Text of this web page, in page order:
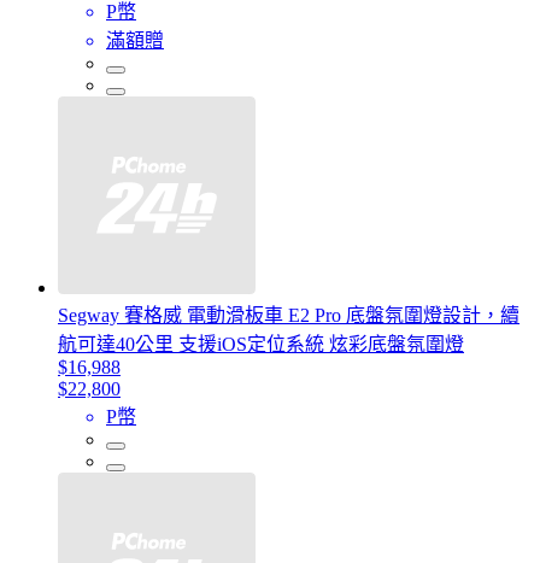
P幣
滿額贈
Segway 賽格威 電動滑板車 E2 Pro 底盤氛圍燈設計，續
航可達40公里 支援iOS定位系統 炫彩底盤氛圍燈
$16,988
$22,800
P幣